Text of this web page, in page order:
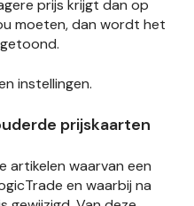
prijs krijgt dan op
moeten, dan wordt het
instellingen.
prijskaarten
waarvan een
en waarbij na